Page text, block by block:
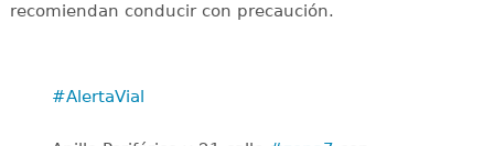
recomiendan conducir con precaución.
#AlertaVial